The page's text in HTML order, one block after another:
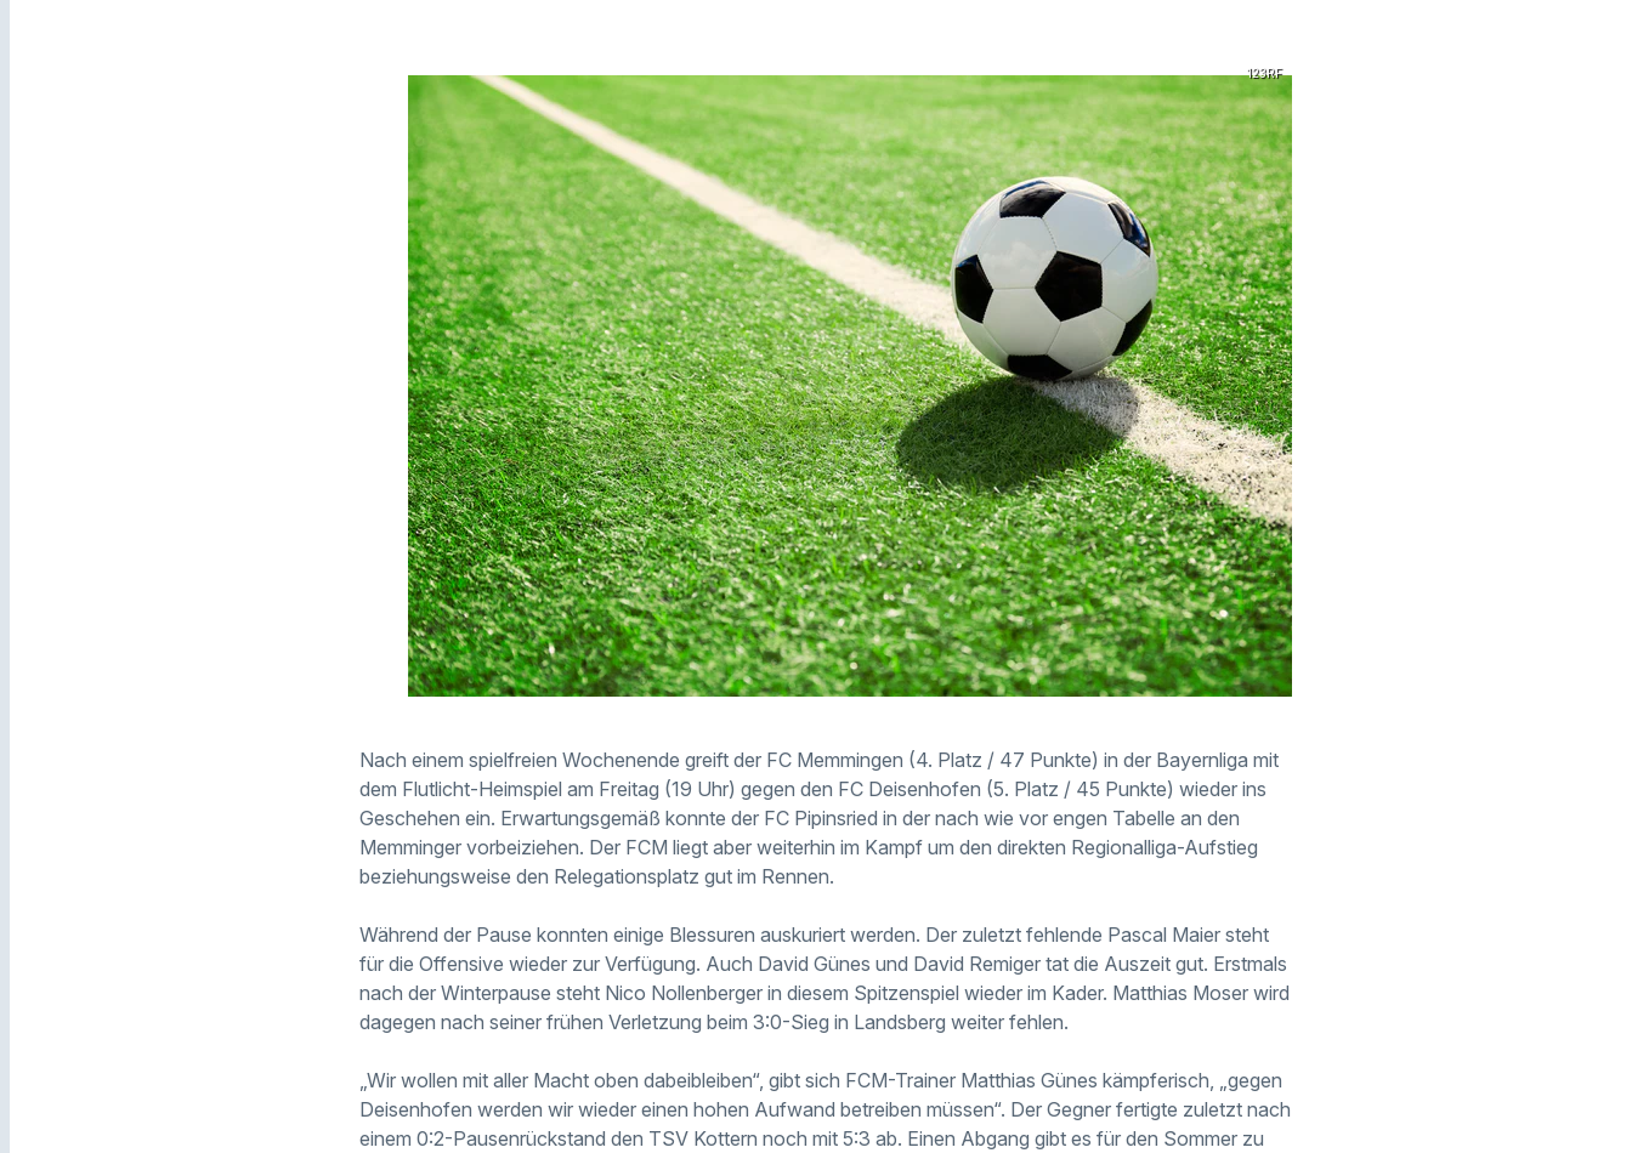
123RF
Nach einem spielfreien Wochenende greift der FC Memmingen (4. Platz / 47 Punkte) in der Bayernliga mit
dem Flutlicht-Heimspiel am Freitag (19 Uhr) gegen den FC Deisenhofen (5. Platz / 45 Punkte) wieder ins
Geschehen ein. Erwartungsgemäß konnte der FC Pipinsried in der nach wie vor engen Tabelle an den
Memminger vorbeiziehen. Der FCM liegt aber weiterhin im Kampf um den direkten Regionalliga-Aufstieg
beziehungsweise den Relegationsplatz gut im Rennen.
Während der Pause konnten einige Blessuren auskuriert werden. Der zuletzt fehlende Pascal Maier steht
für die Offensive wieder zur Verfügung. Auch David Günes und David Remiger tat die Auszeit gut. Erstmals
nach der Winterpause steht Nico Nollenberger in diesem Spitzenspiel wieder im Kader. Matthias Moser wird
dagegen nach seiner frühen Verletzung beim 3:0-Sieg in Landsberg weiter fehlen.
„Wir wollen mit aller Macht oben dabeibleiben“, gibt sich FCM-Trainer Matthias Günes kämpferisch, „gegen
Deisenhofen werden wir wieder einen hohen Aufwand betreiben müssen“. Der Gegner fertigte zuletzt nach
einem 0:2-Pausenrückstand den TSV Kottern noch mit 5:3 ab. Einen Abgang gibt es für den Sommer zu